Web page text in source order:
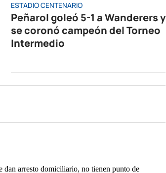
ESTADIO CENTENARIO
Peñarol goleó 5-1 a Wanderers y
se coronó campeón del Torneo
Intermedio